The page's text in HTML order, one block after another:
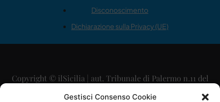
Gestisci Consenso Cookie
Disconoscimento
Dichiarazione sulla Privacy (UE)
Copyright © ilSicilia | aut. Tribunale di Palermo n.11 del
29/09/2015